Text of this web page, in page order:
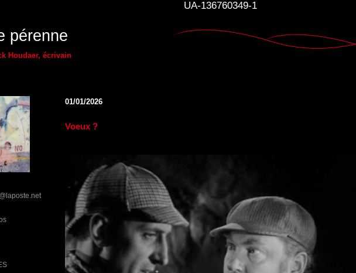
UA-136760349-1
pérenne
Houdaer, écrivain
01/01/2026
Voeux ?